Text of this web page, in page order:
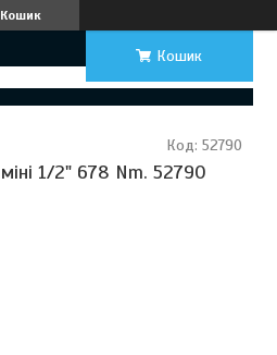
Кошик
Кошик
1/2" 678 Nm. 52790
Код: 52790